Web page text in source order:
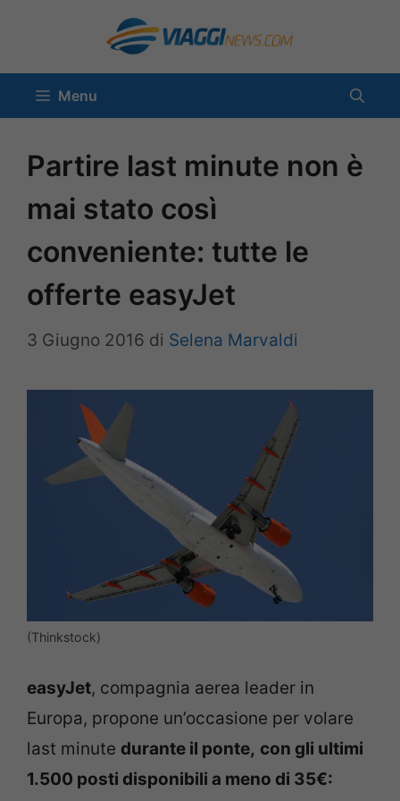
contenuto
Menu
Partire last minute non è
mai stato così
conveniente: tutte le
offerte easyJet
3 Giugno 2016 di Selena Marvaldi
(Thinkstock)
easyJet, compagnia aerea leader in
Europa, propone un’occasione per volare
last minute durante il ponte, con gli ultimi
1.500 posti disponibili a meno di 35€: